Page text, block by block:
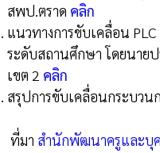
สพป.ตราด คลิก
แนวทางการขับเคลื่อน
ระดับสถานศึกษา โดยนาย
เขต 2 คลิก
สรุปการขับเคลื่อนกระบวน
ที่มา สำนักพัฒนาครูและบุ